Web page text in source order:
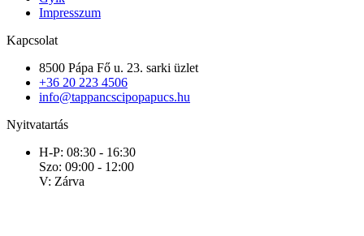
Impresszum
Kapcsolat
8500 Pápa Fő u. 23. sarki üzlet
+36 20 223 4506
info@tappancscipopapucs.hu
Nyitvatartás
H-P: 08:30 - 16:30
Szo: 09:00 - 12:00
V: Zárva